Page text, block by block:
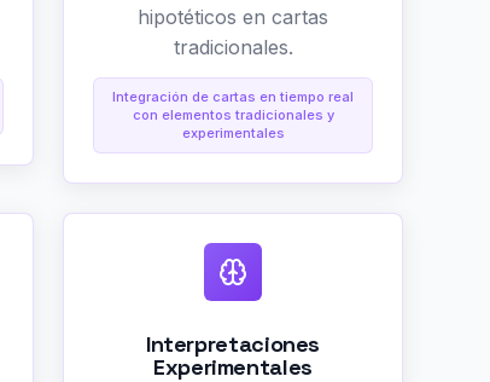
hipotéticos en cartas
tradicionales.
Integración de cartas en tiempo real
con elementos tradicionales y
experimentales
Interpretaciones
Experimentales